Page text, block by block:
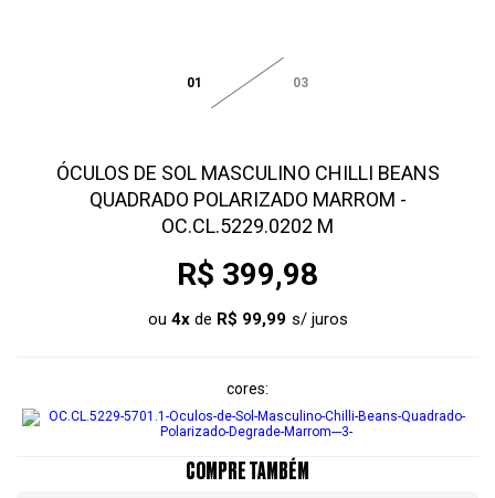
01 03
ÓCULOS DE SOL MASCULINO CHILLI BEANS
QUADRADO POLARIZADO MARROM -
OC.CL.5229.0202 M
R$ 399,98
ou 4xde R$ 99,99
cores
COMPRE TAMBÉM